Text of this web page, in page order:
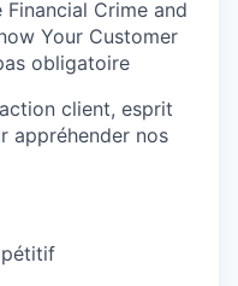
Crime and
Your Customer
obligatoire
client, esprit
appréhender nos